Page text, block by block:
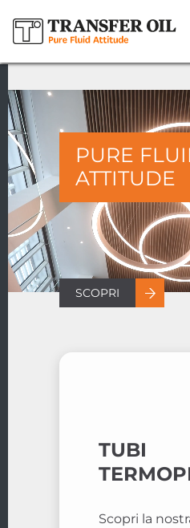
PURE
ATTITUDE
SCOPRI
TUBI
Scopri la